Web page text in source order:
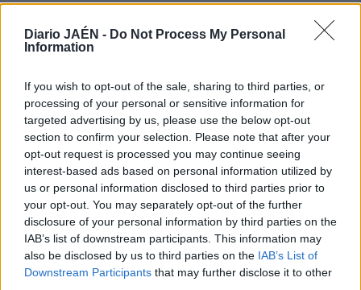
Diario JAÉN - Do Not Process My Personal
Information
If you wish to opt-out of the sale, sharing to third parties, or
processing of your personal or sensitive information for
targeted advertising by us, please use the below opt-out
section to confirm your selection. Please note that after your
opt-out request is processed you may continue seeing
interest-based ads based on personal information utilized by
us or personal information disclosed to third parties prior to
your opt-out. You may separately opt-out of the further
disclosure of your personal information by third parties on the
IAB’s list of downstream participants. This information may
also be disclosed by us to third parties on the IAB’s List of
Downstream Participants that may further disclose it to other
municipio es única en el mundo, gracias a la
biodiversidad florística de la Sierra de Andújar, el bosque
mediterráneo mejor conservado del sur de Europa. Y es
25 y 30 variedades diferentes de granos de polen, cuando
lo normal en otros lugares del mundo es que tenga entre 8
y 9 variedades. Andújar es el segundo municipio de
referencia en Andalucía en producción de miel, por ello,
desde las administraciones públicas se trabaja en
diferentes líneas para que el sector se convierta en un
yacimiento de empleo para los jóvenes, así como en una
vía de promoción turística nacional e internacional para el
municipio iliturgitano, estrategia que se verá reforzada
tras el verano con la puesta en funcionamiento del Centro
de Interpretación de la Miel.